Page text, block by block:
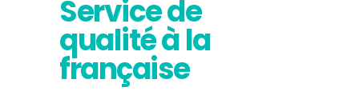
Service de
qualité à la
française